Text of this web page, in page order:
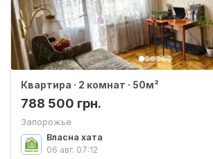
Квартира · 2 комнат · 50м²
788 500 грн.
Запорожье
Власна хата
06 авг. 07:12